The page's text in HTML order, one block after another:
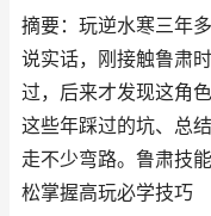
摘要：玩逆水寒三年
说实话，刚接触鲁肃
过，后来才发现这角
这些年踩过的坑、总
走不少弯路。鲁肃技
松掌握高玩必学技巧